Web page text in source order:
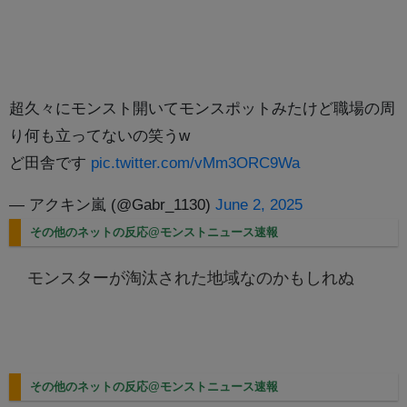
超久々にモンスト開いてモンスポットみたけど職場の周
り何も立ってないの笑うw
ど田舎です pic.twitter.com/vMm3ORC9Wa
— アクキン嵐 (@Gabr_1130) June 2, 2025
その他のネットの反応@モンストニュース速報
モンスターが淘汰された地域なのかもしれぬ
その他のネットの反応@モンストニュース速報